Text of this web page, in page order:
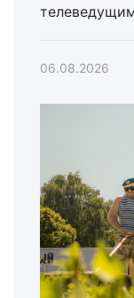
06.08.2026